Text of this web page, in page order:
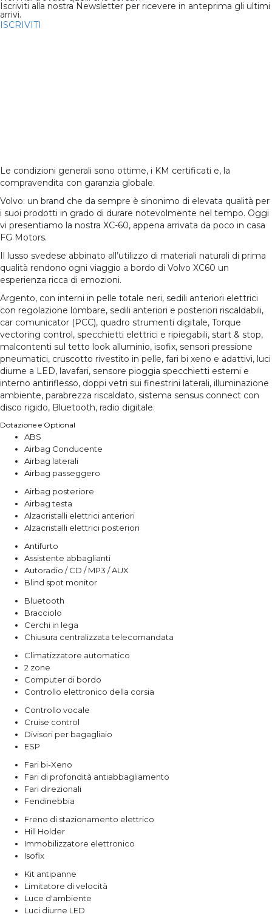
Iscriviti alla nostra Newsletter per ricevere in anteprima gli ultimi
arrivi.
ISCRIVITI
Le condizioni generali sono ottime, i KM certificati e, la
compravendita con garanzia globale.
Volvo: un brand che da sempre è sinonimo di elevata qualità per
i suoi prodotti in grado di durare notevolmente nel tempo. Oggi
vi presentiamo la nostra XC-60, appena arrivata da poco in casa
FG Motors.
Il lusso svedese abbinato all’utilizzo di materiali naturali di prima
qualità rendono ogni viaggio a bordo di Volvo XC60 un
esperienza ricca di emozioni.
Argento, con interni in pelle totale neri, sedili anteriori elettrici
con regolazione lombare, sedili anteriori e posteriori riscaldabili,
car comunicator (PCC), quadro strumenti digitale, Torque
vectoring control, specchietti elettrici e ripiegabili, start & stop,
malcontenti sul tetto look alluminio, isofix, sensori pressione
pneumatici, cruscotto rivestito in pelle, fari bi xeno e adattivi, luci
diurne a LED, lavafari, sensore pioggia specchietti esterni e
interno antiriflesso, doppi vetri sui finestrini laterali, illuminazione
ambiente, parabrezza riscaldato, sistema sensus connect con
disco rigido, Bluetooth, radio digitale.
Dotazione e Optional
ABS
Airbag Conducente
Airbag laterali
Airbag passeggero
Airbag posteriore
Airbag testa
Alzacristalli elettrici anteriori
Alzacristalli elettrici posteriori
Antifurto
Assistente abbaglianti
Autoradio / CD / MP3 / AUX
Blind spot monitor
Bluetooth
Bracciolo
Cerchi in lega
Chiusura centralizzata telecomandata
Climatizzatore automatico
2 zone
Computer di bordo
Controllo elettronico della corsia
Controllo vocale
Cruise control
Divisori per bagagliaio
ESP
Fari bi-Xeno
Fari di profondità antiabbagliamento
Fari direzionali
Fendinebbia
Freno di stazionamento elettrico
Hill Holder
Immobilizzatore elettronico
Isofix
Kit antipanne
Limitatore di velocità
Luce d'ambiente
Luci diurne LED